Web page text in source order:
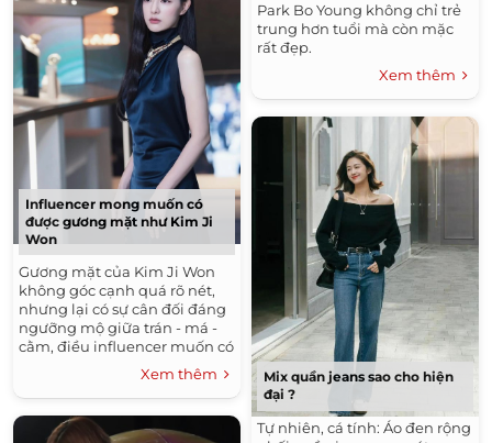
Influencer mong muốn có
được gương mặt như Kim Ji
Won
Gương mặt của Kim Ji Won
không góc cạnh quá rõ nét,
nhưng lại có sự cân đối đáng
ngưỡng mộ giữa trán - má -
cằm, điều influencer muốn có
Xem thêm
Park Bo Young không chỉ trẻ
trung hơn tuổi mà còn mặc
rất đẹp.
Xem thêm
Mix quần jeans sao cho hiện
đại ?
Tự nhiên, cá tính: Áo đen rộng